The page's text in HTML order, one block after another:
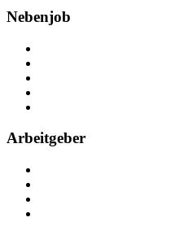
Nebenjob
Arbeitgeber